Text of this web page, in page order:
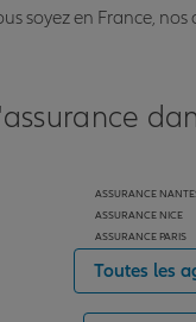
soyez en France,
ASSURANCE
ASSURANCE NICE
ASSURANCE PARIS
Toutes les